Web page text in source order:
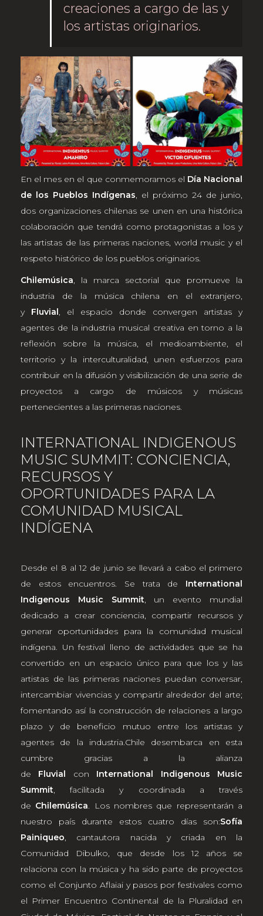
creaciones a cargo de las y
los artistas originarios.
En el mes en el que conmemoramos el Día Nacional
de los Pueblos Indígenas, el próximo 24 de junio,
dos organizaciones chilenas se unen en una histórica
colaboración que tendrá como protagonistas a los y
las artistas de las primeras naciones, world music y el
respeto histórico de los pueblos originarios.
Chilemúsica, la marca sectorial que promueve la
industria de la música chilena en el extranjero,
y Fluvial, el espacio donde convergen artistas y
agentes de la industria musical creativa en torno a la
reflexión sobre la música, el medioambiente, el
territorio y la interculturalidad, unen esfuerzos para
contribuir en la difusión y visibilización de una serie de
proyectos a cargo de músicos y músicas
pertenecientes a las primeras naciones.
INTERNATIONAL INDIGENOUS
MUSIC SUMMIT: CONCIENCIA,
RECURSOS Y
OPORTUNIDADES PARA LA
COMUNIDAD MUSICAL
INDÍGENA
Desde el 8 al 12 de junio se llevará a cabo el primero
de estos encuentros. Se trata de International
Indigenous Music Summit, un evento mundial
dedicado a crear conciencia, compartir recursos y
generar oportunidades para la comunidad musical
indígena. Un festival lleno de actividades que se ha
convertido en un espacio único para que los y las
artistas de las primeras naciones puedan conversar,
intercambiar vivencias y compartir alrededor del arte;
fomentando así la construcción de relaciones a largo
plazo y de beneficio mutuo entre los artistas y
agentes de la industria.Chile desembarca en esta
cumbre gracias a la alianza
de Fluvial con International Indigenous Music
Summit, facilitada y coordinada a través
de Chilemúsica. Los nombres que representarán a
nuestro país durante estos cuatro días son:Sofía
Painiqueo, cantautora nacida y criada en la
Comunidad Dibulko, que desde los 12 años se
relaciona con la música y ha sido parte de proyectos
como el Conjunto Aflaiai y pasos por festivales como
el Primer Encuentro Continental de la Pluralidad en